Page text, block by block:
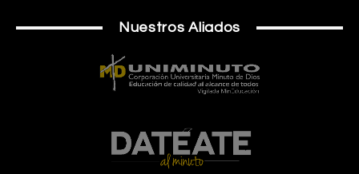
Nuestros Aliados